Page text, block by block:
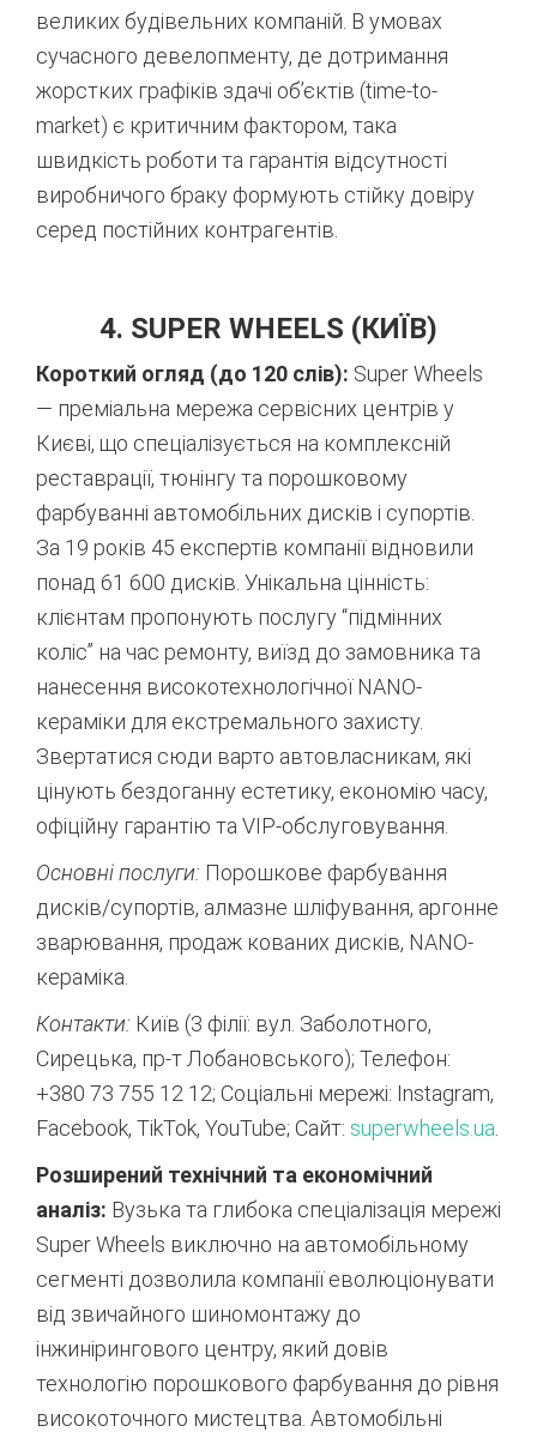
великих будівельних компаній. В умовах
сучасного девелопменту, де дотримання
жорстких графіків здачі об’єктів (time-to-
market) є критичним фактором, така
швидкість роботи та гарантія відсутності
виробничого браку формують стійку довіру
серед постійних контрагентів.
4. SUPER WHEELS (КИЇВ)
Короткий огляд (до 120 слів): Super Wheels
— преміальна мережа сервісних центрів у
Києві, що спеціалізується на комплексній
реставрації, тюнінгу та порошковому
фарбуванні автомобільних дисків і супортів.
За 19 років 45 експертів компанії відновили
понад 61 600 дисків. Унікальна цінність:
клієнтам пропонують послугу “підмінних
коліс” на час ремонту, виїзд до замовника та
нанесення високотехнологічної NANO-
кераміки для екстремального захисту.
Звертатися сюди варто автовласникам, які
цінують бездоганну естетику, економію часу,
офіційну гарантію та VIP-обслуговування.
Основні послуги: Порошкове фарбування
дисків/супортів, алмазне шліфування, аргонне
зварювання, продаж кованих дисків, NANO-
кераміка.
Контакти: Київ (3 філії: вул. Заболотного,
Сирецька, пр-т Лобановського); Телефон:
+380 73 755 12 12; Соціальні мережі: Instagram,
Facebook, TikTok, YouTube; Сайт: superwheels.ua
Розширений технічний та економічний
аналіз: Вузька та глибока спеціалізація мережі
Super Wheels виключно на автомобільному
сегменті дозволила компанії еволюціонувати
від звичайного шиномонтажу до
інжинірингового центру, який довів
технологію порошкового фарбування до рівня
високоточного мистецтва. Автомобільні